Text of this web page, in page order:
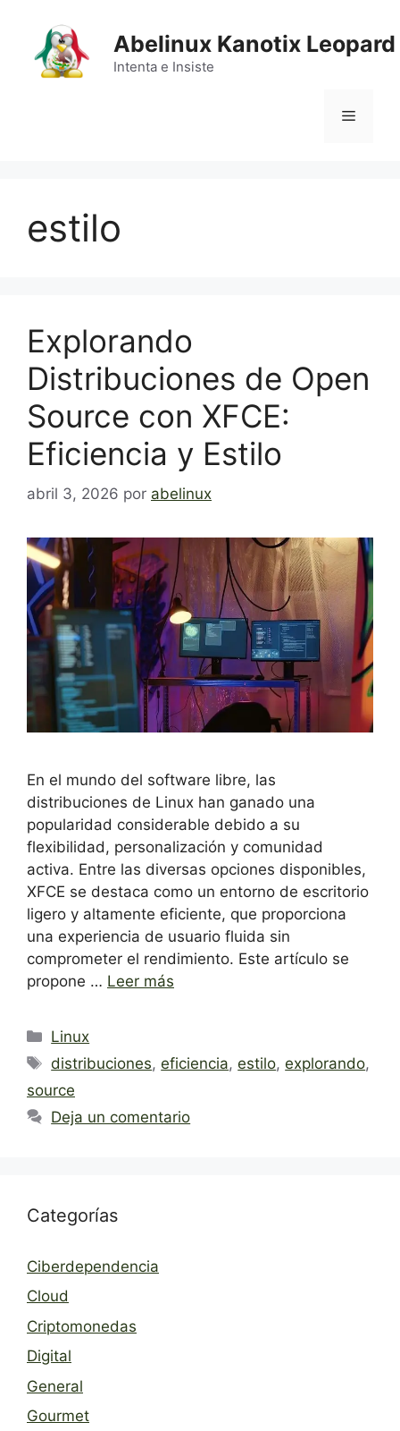
contenido
Abelinux Kanotix Leopard
Intenta e Insiste
Menú
estilo
Explorando
Distribuciones de Open
Source con XFCE:
Eficiencia y Estilo
abril 3, 2026 por abelinux
En el mundo del software libre, las
distribuciones de Linux han ganado una
popularidad considerable debido a su
flexibilidad, personalización y comunidad
activa. Entre las diversas opciones disponibles,
XFCE se destaca como un entorno de escritorio
ligero y altamente eficiente, que proporciona
una experiencia de usuario fluida sin
comprometer el rendimiento. Este artículo se
propone … Leer más
Categorías
Linux
Etiquetas
distribuciones,eficiencia,estilo,explorando,
source
Deja un comentario
Categorías
Ciberdependencia
Cloud
Criptomonedas
Digital
General
Gourmet